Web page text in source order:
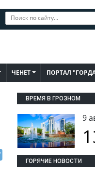
ЧЕНЕТ ПОРТАЛ
ВРЕМЯ В ГРОЗНОМ
9
ГОРЯЧИЕ НОВОСТИ